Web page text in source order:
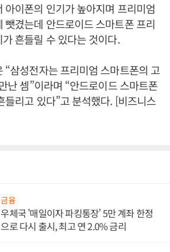
아이폰의 인기가 높아지며 프리미엄
뺏겼는데 안드로이드 스마트폰 프리
흔들릴 수 있다는 것이다.
“삼성전자는 프리미엄 스마트폰의 고
난 셈”이라며 “안드로이드 스마트폰
들리고 있다”고 분석했다. [비즈니스
금융
우체국 '매일이자 파킹통장' 5만 계좌 한정
으로 다시 출시, 최고 연 2.0% 금리